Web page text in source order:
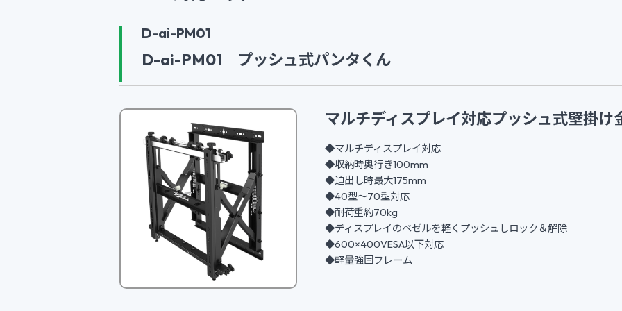
D-ai-PM01
D-ai-PM01 プッシュ式パンタくん
マルチディスプレイ対応プッシュ式壁掛け
◆マルチディスプレイ対応
◆収納時奥行き100mm
◆迫出し時最大175mm
◆40型～70型対応
◆耐荷重約70kg
◆ディスプレイのベゼルを軽くプッシュしロック＆解除
◆600×400VESA以下対応
◆軽量強固フレーム